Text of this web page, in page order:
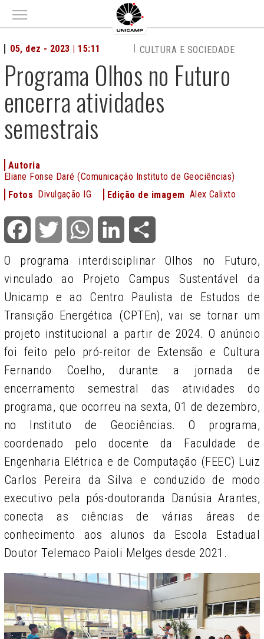
Main menu
Programa Olhos no Futuro
encerra atividades
semestrais
05, dez - 2023 | 15:11 CULTURA E SOCIEDADE
Autoria
Eliane Fonse Daré (Comunicação Instituto de Geociências)
Fotos Divulgação IG Edição de imagem Alex Calixto
Facebook Twitter WhatsApp LinkedIn
O programa interdisciplinar Olhos no Futuro,
vinculado ao Projeto Campus Sustentável da
Unicamp e ao Centro Paulista de Estudos de
Transição Energética (CPTEn), vai se tornar um
projeto institucional a partir de 2024. O anúncio
foi feito pelo pró-reitor de Extensão e Cultura
Fernando Coelho, durante a jornada de
encerramento semestral das atividades do
programa, que ocorreu na sexta, 01 de dezembro,
no Instituto de Geociências. O programa,
coordenado pelo docente da Faculdade de
Engenharia Elétrica e de Computação (FEEC) Luiz
Carlos Pereira da Silva e conduzido de modo
executivo pela pós-doutoranda Danúsia Arantes,
conecta as ciências de várias áreas de
conhecimento aos alunos da Escola Estadual
Doutor Telemaco Paioli Melges desde 2021.